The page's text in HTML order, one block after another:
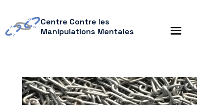
Centre Contre les
Manipulations Mentales